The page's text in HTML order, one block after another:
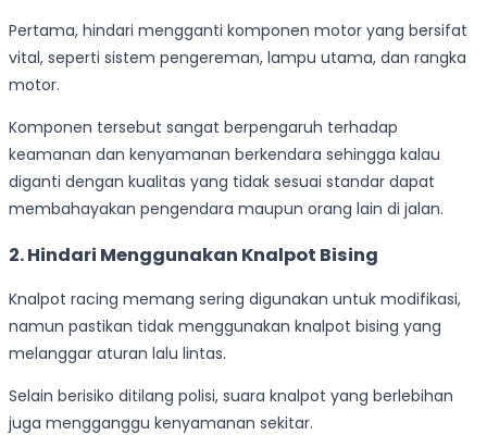
Pertama, hindari mengganti komponen motor yang bersifat
vital, seperti sistem pengereman, lampu utama, dan rangka
motor.
Komponen tersebut sangat berpengaruh terhadap
keamanan dan kenyamanan berkendara sehingga kalau
diganti dengan kualitas yang tidak sesuai standar dapat
membahayakan pengendara maupun orang lain di jalan.
2. Hindari Menggunakan Knalpot Bising
Knalpot racing memang sering digunakan untuk modifikasi,
namun pastikan tidak menggunakan knalpot bising yang
melanggar aturan lalu lintas.
Selain berisiko ditilang polisi, suara knalpot yang berlebihan
juga mengganggu kenyamanan sekitar.